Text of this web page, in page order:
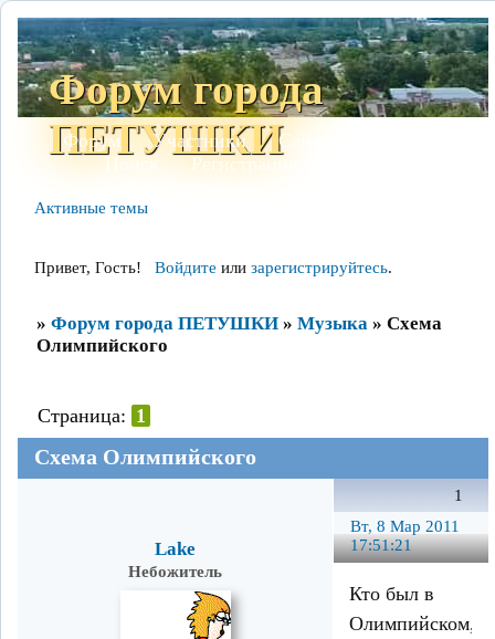
Форум города
ПЕТУШКИ
Форум Участники Сайт
Поиск
Регистрация
Активные темы
Привет, Гость! Войдите или зарегистрируйтесь.
» Форум города ПЕТУШКИ » Музыка » Схема
Олимпийского
Схема Олимпийского
Страница: 1
1
Вт, 8 Мар 2011
17:51:21
Lake
Небожитель
Кто был в
Олимпийском,